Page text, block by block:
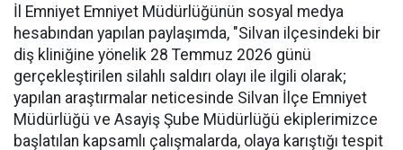
İl Emniyet Emniyet Müdürlüğünün sosyal medya
hesabından yapılan paylaşımda, "Silvan ilçesindeki bir
diş kliniğine yönelik 28 Temmuz 2026 günü
gerçekleştirilen silahlı saldırı olayı ile ilgili olarak;
yapılan araştırmalar neticesinde Silvan İlçe Emniyet
Müdürlüğü ve Asayiş Şube Müdürlüğü ekiplerimizce
başlatılan kapsamlı çalışmalarda, olaya karıştığı tespit